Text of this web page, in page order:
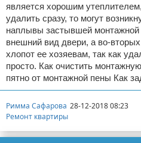
является хорошим
удалить сразу, то могут
наплывы застывшей монтажной
внешний вид двери, а во-
хлопот ее хозяевам, так как
просто. Как очистить
пятно от монтажной пены Как
Римма Сафарова 28-12-2018 08:23
Ремонт квартиры